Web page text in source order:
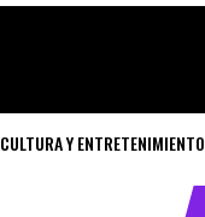
CULTURA Y ENTRETENIMIENTO